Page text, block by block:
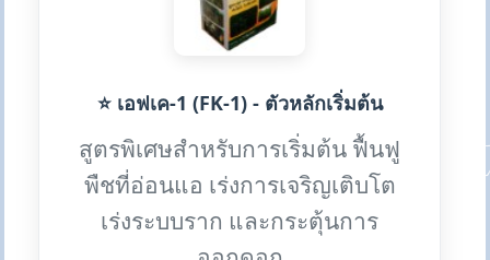
⭐ เอฟเค-1 (FK-1) - ตัวหลักเริ่มต้น
สูตรพิเศษสำหรับการเริ่มต้น ฟื้นฟู
พืชที่อ่อนแอ เร่งการเจริญเติบโต
เร่งระบบราก และกระตุ้นการ